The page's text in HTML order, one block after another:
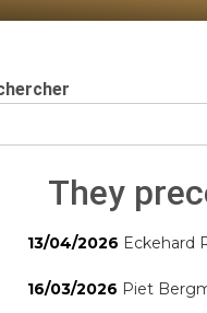
They
13/04/2026 Eckehard
16/03/2026 Piet